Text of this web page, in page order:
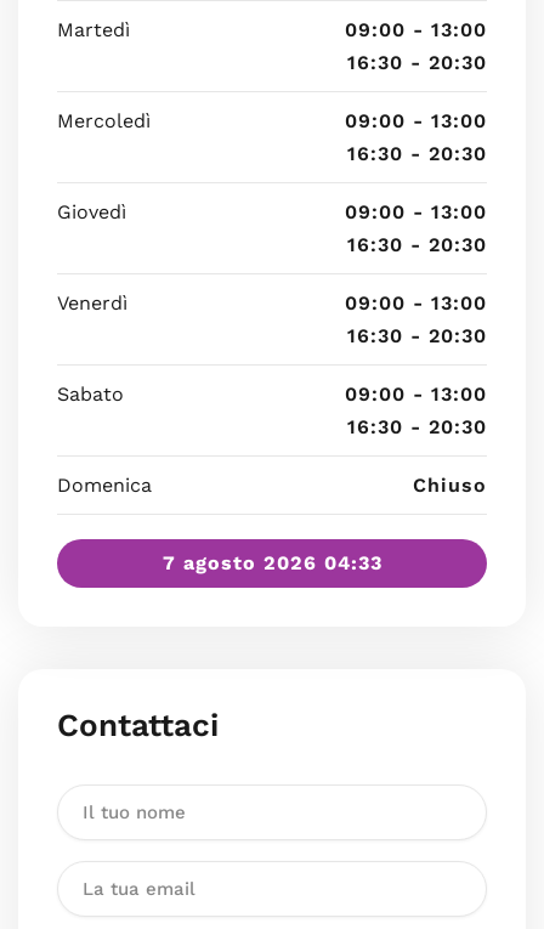
Martedì
09:00 - 13:00
16:30 - 20:30
Mercoledì
09:00 - 13:00
16:30 - 20:30
Giovedì
09:00 - 13:00
16:30 - 20:30
Venerdì
09:00 - 13:00
16:30 - 20:30
Sabato
09:00 - 13:00
16:30 - 20:30
Domenica Chiuso
7 agosto 2026 04:33
Contattaci